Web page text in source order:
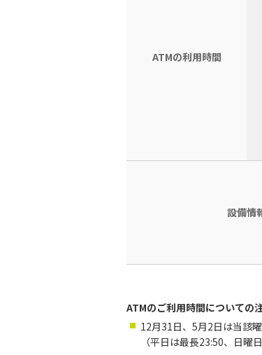
ATMの利用時間
設備情
ATMのご利用時間についての
12月31日、5月2日は当該曜
（平日は最長23:50、日曜